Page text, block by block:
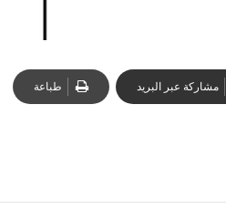
مشاركة عبر البريد طباعة